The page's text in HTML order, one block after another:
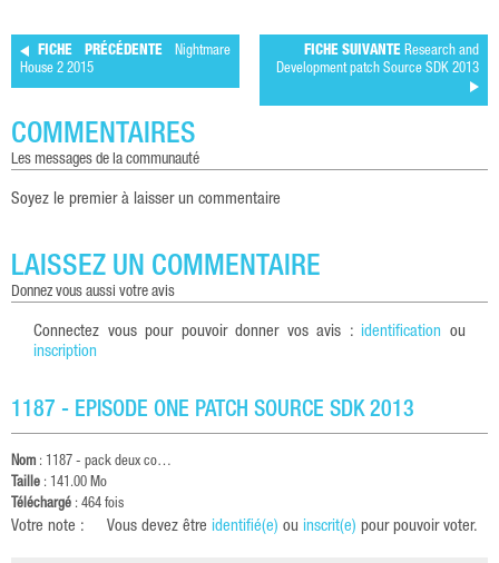
FICHE PRÉCÉDENTE Nightmare
House 2 2015
FICHE SUIVANTE Research and
Development patch Source SDK 2013
COMMENTAIRES
les messages de la communauté
Soyez le premier à laisser un commentaire
LAISSEZ UN COMMENTAIRE
donnez vous aussi votre avis
Connectez vous pour pouvoir donner vos avis : identification ou
inscription
1187 - EPISODE ONE PATCH SOURCE SDK 2013
Nom : 1187 - pack deux co…
Taille : 141.00 Mo
Téléchargé : 464 fois
Votre note : Vous devez être identifié(e) ou inscrit(e) pour pouvoir voter.